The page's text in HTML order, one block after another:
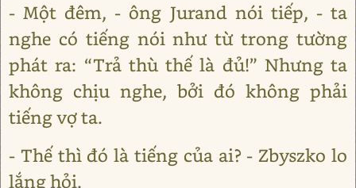
- Một đêm, - ông Jurand nói tiếp, - ta
nghe có tiếng nói như từ trong tường
phát ra: “Trả thù thế là đủ!” Nhưng ta
không chịu nghe, bởi đó không phải
tiếng vợ ta.
- Thế thì đó là tiếng của ai? - Zbyszko lo
lắng hỏi.